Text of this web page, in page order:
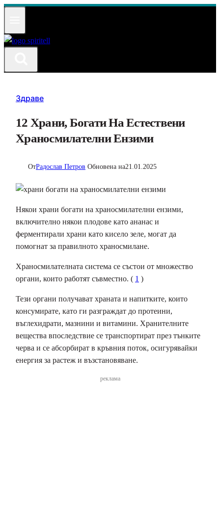
Към
Здраве
12 Храни, Богати На Естествени
Храносмилателни Ензими
ОтРадослав Петров Обновена на21.01.2025
Някои храни богати на храносмилателни ензими,
включително някои плодове като ананас и
ферментирали храни като кисело зеле, могат да
помогнат за правилното храносмилане.
Храносмилателната система се състои от множество
органи, които работят съвместно. ( 1 )
Тези органи получават храната и напитките, които
консумирате, като ги разграждат до протеини,
въглехидрати, мазнини и витамини. Хранителните
вещества впоследствие се транспортират през тънките
черва и се абсорбират в кръвния поток, осигурявайки
енергия за растеж и възстановяване.
реклама